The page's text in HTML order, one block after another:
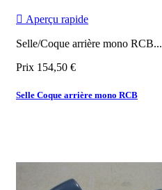
 Aperçu rapide
Selle/Coque arrière mono RCB...
Prix 154,50 €
Selle Coque arrière mono RCB